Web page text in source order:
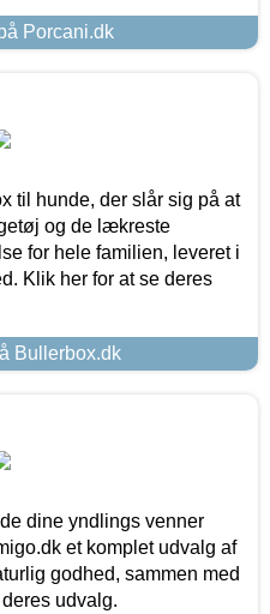
Porcani.dk
til hunde, der slår sig på at
og de lækreste
for hele familien, leveret i
Klik her for at se deres
Bullerbox.dk
dine yndlings venner
et komplet udvalg af
godhed, sammen med
udvalg.